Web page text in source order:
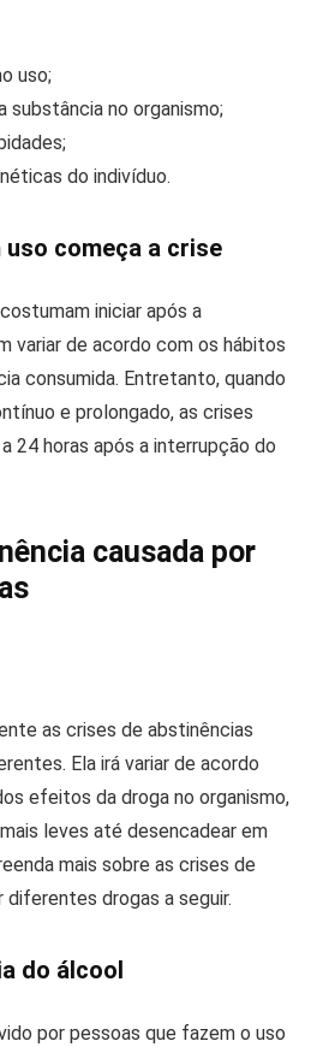
uso;
substância no organismo;
do indivíduo.
começa a crise
iniciar após a
variar de acordo com os hábitos
consumida. Entretanto, quando
e prolongado, as crises
24 horas após a interrupção do
causada por
as crises de abstinências
Ela irá variar de acordo
efeitos da droga no organismo,
leves até desencadear em
mais sobre as crises de
drogas a seguir.
do álcool
por pessoas que fazem o uso